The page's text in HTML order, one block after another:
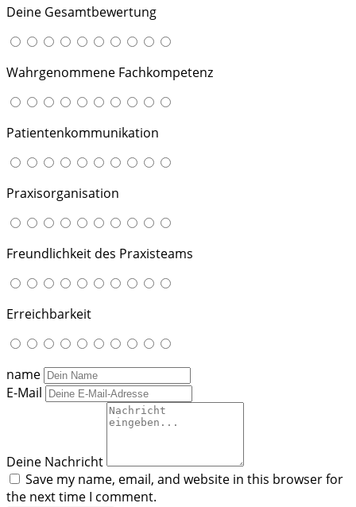
Deine Gesamtbewertung
Wahrgenommene Fachkompetenz
Patientenkommunikation
Praxisorganisation
Freundlichkeit des Praxisteams
Erreichbarkeit
name
E-Mail
Deine Nachricht
Save my name, email, and website in this browser for
the next time I comment.